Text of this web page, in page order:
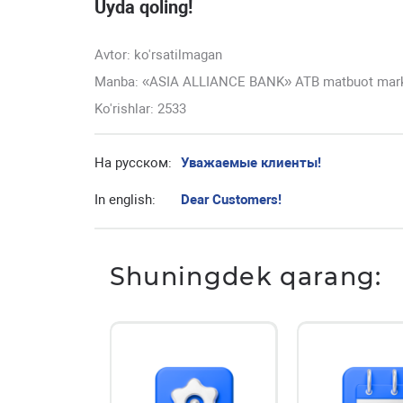
Uyda qoling!
Avtor: ko'rsatilmagan
Manba: «ASIA ALLIANCE BANK» ATB matbuot
Ko'rishlar: 2533
На русском: Уважаемые клиенты!
In english: Dear Customers!
Shuningdek qarang: